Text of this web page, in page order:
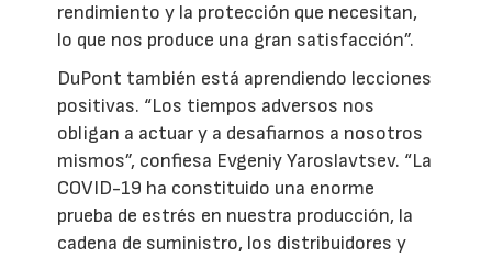
rendimiento y la protección que necesitan,
lo que nos produce una gran satisfacción”.
DuPont también está aprendiendo lecciones
positivas. “Los tiempos adversos nos
obligan a actuar y a desafiarnos a nosotros
mismos”, confiesa Evgeniy Yaroslavtsev. “La
COVID-19 ha constituido una enorme
prueba de estrés en nuestra producción, la
cadena de suministro, los distribuidores y